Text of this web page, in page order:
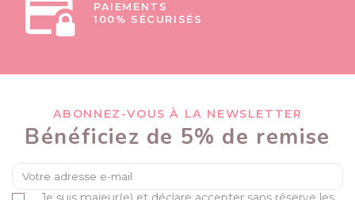
PAIEMENTS
100% SÉCURISÉS
ABONNEZ-VOUS À LA NEWSLETTER
Bénéficiez de 5% de remise